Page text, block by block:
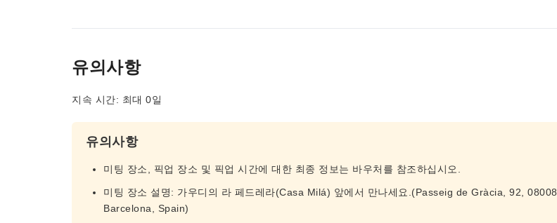
유의사항
지속 시간: 최대 0일
유의사항
미팅 장소, 픽업 장소 및 픽업 시간에 대한 최종 정보는 바우처를 참조하십시오.
미팅 장소 설명: 가우디의 라 페드레라(Casa Milá) 앞에서 만나세요.(Passeig de Gràcia, 92, 08008
Barcelona, ​​Spain)